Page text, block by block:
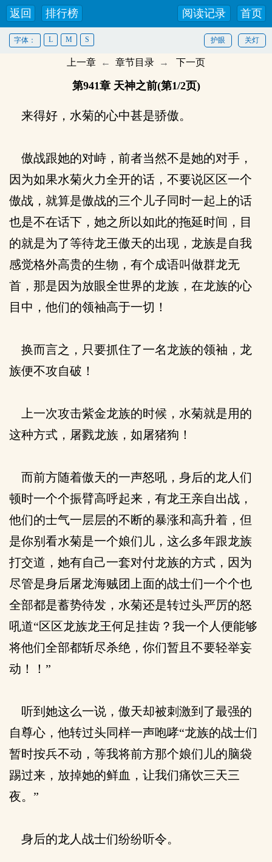
返回 排行榜 首页
阅读记录
关灯
护眼
字体： L M S
上一章 ← 章节目录 → 下一页
第941章 天神之前(第1/2页)
来得好，水菊的心中甚是骄傲。
傲战跟她的对峙，前者当然不是她的对手，
因为如果水菊火力全开的话，不要说区区一个
傲战，就算是傲战的三个儿子同时一起上的话
也是不在话下，她之所以如此的拖延时间，目
的就是为了等待龙王傲天的出现，龙族是自我
感觉格外高贵的生物，有个成语叫做群龙无
首，那是因为放眼全世界的龙族，在龙族的心
目中，他们的领袖高于一切！
换而言之，只要抓住了一名龙族的领袖，龙
族便不攻自破！
上一次攻击紫金龙族的时候，水菊就是用的
这种方式，屠戮龙族，如屠猪狗！
而前方随着傲天的一声怒吼，身后的龙人们
顿时一个个振臂高呼起来，有龙王亲自出战，
他们的士气一层层的不断的暴涨和高升着，但
是你别看水菊是一个娘们儿，这么多年跟龙族
打交道，她有自己一套对付龙族的方式，因为
尽管是身后屠龙海贼团上面的战士们一个个也
全部都是蓄势待发，水菊还是转过头严厉的怒
吼道“区区龙族龙王何足挂齿？我一个人便能够
将他们全部都斩尽杀绝，你们暂且不要轻举妄
动！！”
听到她这么一说，傲天却被刺激到了最强的
自尊心，他转过头同样一声咆哮“龙族的战士们
暂时按兵不动，等我将前方那个娘们儿的脑袋
踢过来，放掉她的鲜血，让我们痛饮三天三
夜。”
身后的龙人战士们纷纷听令。